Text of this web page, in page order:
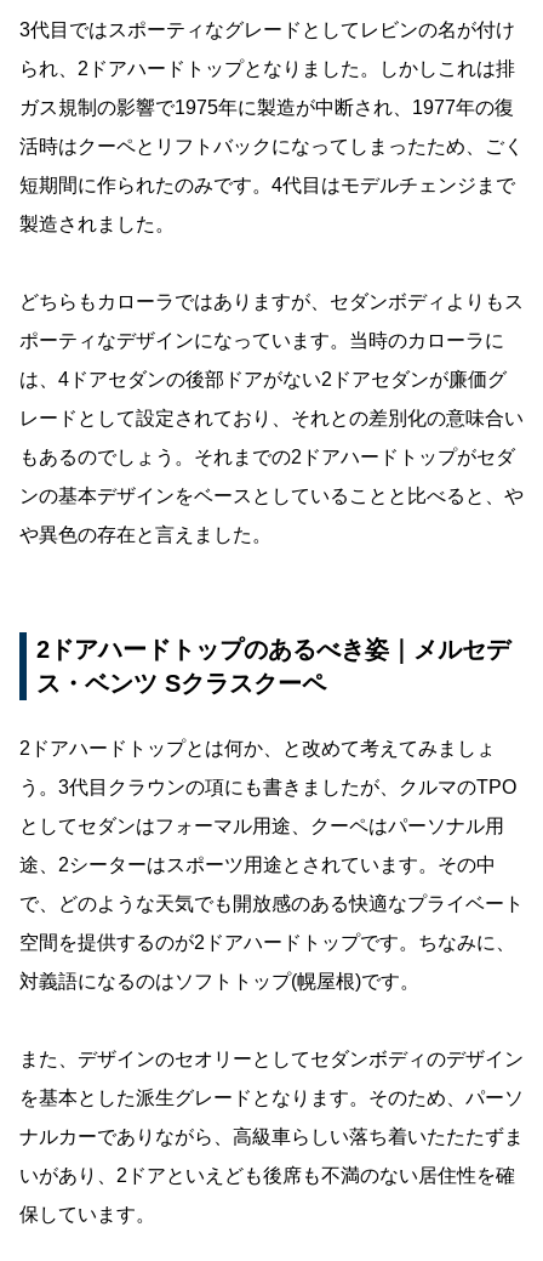
3代目ではスポーティなグレードとしてレビンの名が付け
られ、2ドアハードトップとなりました。しかしこれは排
ガス規制の影響で1975年に製造が中断され、1977年の復
活時はクーペとリフトバックになってしまったため、ごく
短期間に作られたのみです。4代目はモデルチェンジまで
製造されました。
どちらもカローラではありますが、セダンボディよりもス
ポーティなデザインになっています。当時のカローラに
は、4ドアセダンの後部ドアがない2ドアセダンが廉価グ
レードとして設定されており、それとの差別化の意味合い
もあるのでしょう。それまでの2ドアハードトップがセダ
ンの基本デザインをベースとしていることと比べると、や
や異色の存在と言えました。
2ドアハードトップのあるべき姿｜メルセデ
ス・ベンツ Sクラスクーペ
2ドアハードトップとは何か、と改めて考えてみましょ
う。3代目クラウンの項にも書きましたが、クルマのTPO
としてセダンはフォーマル用途、クーペはパーソナル用
途、2シーターはスポーツ用途とされています。その中
で、どのような天気でも開放感のある快適なプライベート
空間を提供するのが2ドアハードトップです。ちなみに、
対義語になるのはソフトトップ(幌屋根)です。
また、デザインのセオリーとしてセダンボディのデザイン
を基本とした派生グレードとなります。そのため、パーソ
ナルカーでありながら、高級車らしい落ち着いたたたずま
いがあり、2ドアといえども後席も不満のない居住性を確
保しています。